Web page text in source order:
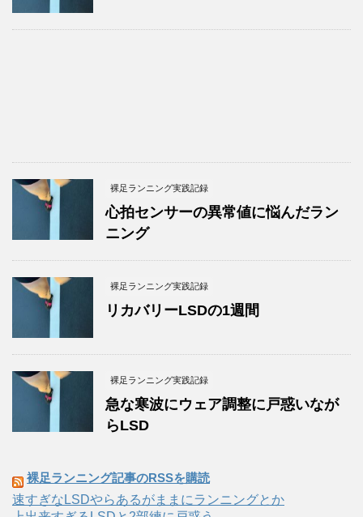
裸足ランニング実践記録
心拍センサーの異常値に悩んだラン
ニング
裸足ランニング実践記録
リカバリーLSDの1週間
裸足ランニング実践記録
急な寒波にウェア調整に戸惑いなが
らLSD
裸足ランニング記事のRSSを購読
速すぎなLSDやらあるがままにランニングとか